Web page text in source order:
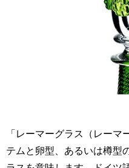
「レーマーグラス（レーマ
テムと卵型、あるいは樽型